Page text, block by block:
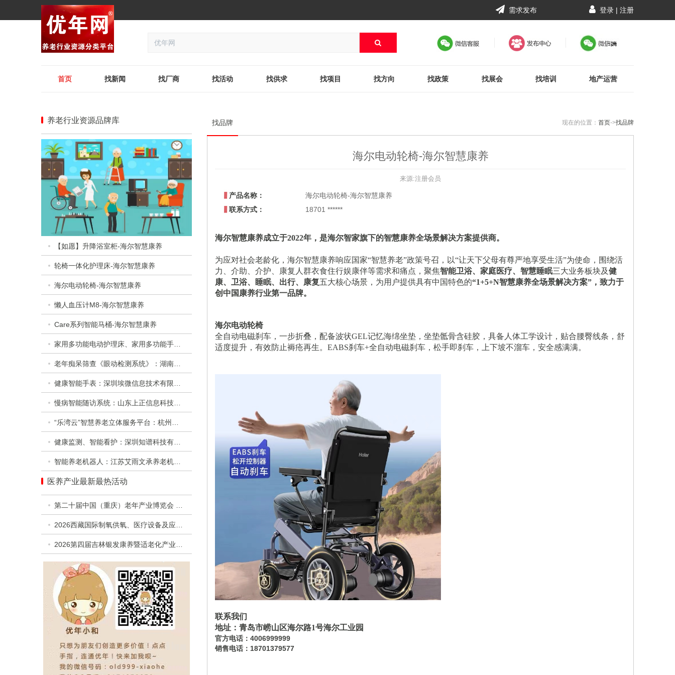
需求发布 登录 | 注册
首页 找新闻 找厂商 找活动 找供求 找项目 找方向 找政策 找展会 找培训 地产运营
养老行业资源品牌库
【如愿】升降浴室柜-海尔智慧康养
轮椅一体化护理床-海尔智慧康养
海尔电动轮椅-海尔智慧康养
懒人血压计M8-海尔智慧康养
Care系列智能马桶-海尔智慧康养
家用多功能电动护理床、家用多功能手动护理床：​衡水乐活医疗器械有限公司
老年痴呆筛查《眼动检测系统》：湖南佩蕾斯特科技有限公司
健康智能手表：深圳埃微信息技术有限公司
慢病智能随访系统：山东上正信息科技有限公司
“乐湾云”智慧养老立体服务平台：杭州乐湾科技有限公司
健康监测、智能看护：深圳知谱科技有限公司
智能养老机器人：江苏艾雨文承养老机器人有限公司
医养产业最新最热活动
第二十届中国（重庆）老年产业博览会 暨第二届西部银发经济高质量发展合作交流活动
2026西藏国际制氧供氧、医疗设备及应急救援设备展览会
2026第四届吉林银发康养暨适老化产业博览会
找品牌 现在的位置： 首页->找品牌
海尔电动轮椅-海尔智慧康养
来源:注册会员
产品名称：
海尔电动轮椅-海尔智慧康养
联系方式：
18701 ******
海尔智慧康养成立于2022年，是海尔智家旗下的智慧康养全场景解决方案提供商。
为应对社会老龄化，海尔智慧康养响应国家“智慧养老”政策号召，以“让天下父母有尊严地享受生活”为使命，围绕活
力、介助、介护、康复人群衣食住行娱康伴等需求和痛点，聚焦智能卫浴、家庭医疗、智慧睡眠三大业务板块及健
康、卫浴、睡眠、出行、康复五大核心场景，为用户提供具有中国特色的“1+5+N智慧康养全场景解决方案”，致力于
创中国康养行业第一品牌。
海尔电动轮椅
全自动电磁刹车，一步折叠，配备波状GEL记忆海绵坐垫，坐垫骶骨含硅胶，具备人体工学设计，贴合腰臀线条，舒
适度提升，有效防止褥疮再生。EABS刹车+全自动电磁刹车，松手即刹车，上下坡不溜车，安全感满满。
联系我们
地址：青岛市崂山区海尔路1号海尔工业园
官方电话：4006999999
销售电话：18701379577